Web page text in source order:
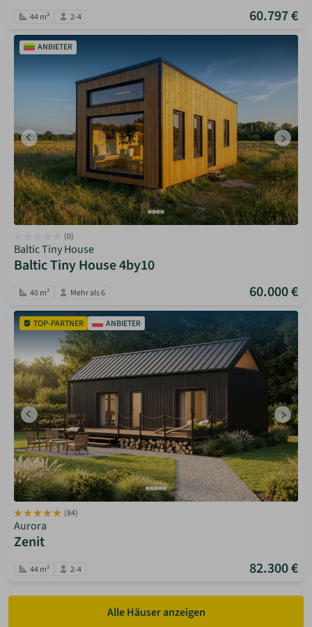
44 m² 2-4 60.797 €
ANBIETER
(0)
Baltic Tiny House
Baltic Tiny House 4by10
40 m² Mehr als 6 60.000 €
TOP-PARTNER ANBIETER
(84)
Aurora
Zenit
44 m² 2-4 82.300 €
Alle Häuser anzeigen